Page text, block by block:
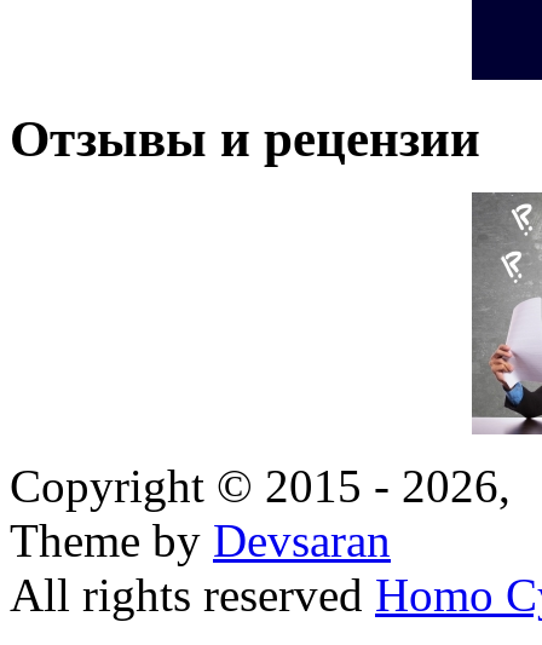
Отзывы и рецензии
Copyright © 2015 - 2026,
Theme by Devsaran
All rights reserved Homo